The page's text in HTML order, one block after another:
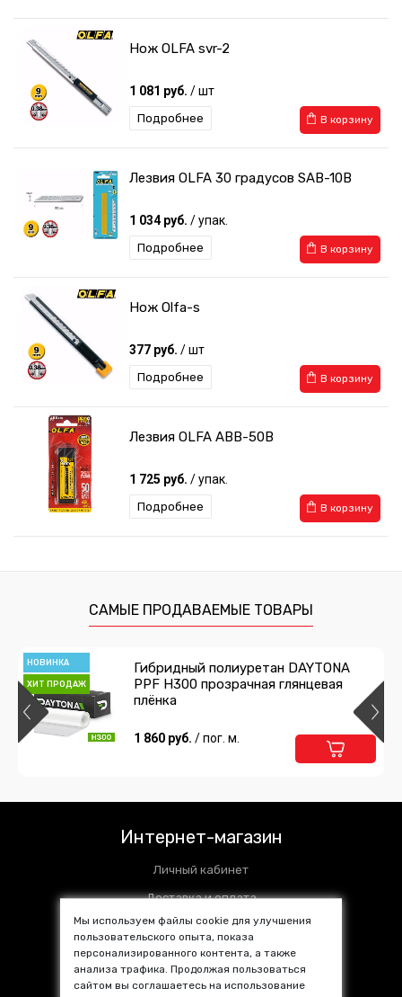
Нож OLFA svr-2
1 081 руб. / шт
В корзину
Подробнее
Лезвия OLFA 30 градусов SAB-10B
1 034 руб. / упак.
В корзину
Подробнее
Нож Olfa-s
377 руб. / шт
В корзину
Подробнее
Лезвия OLFA ABB-50B
1 725 руб. / упак.
В корзину
Подробнее
736 руб./ шт
Лезвия OLFA AB-10B
571 руб./ упак.
В корзину
1 463 руб./ упак.
В корзину
Подробнее
Лезвия OLFA AB-10
САМЫЕ ПРОДАВАЕМЫЕ ТОВАРЫ
НОВИНКА
ХИТ ПРОДАЖ
Гибридный полиуретан DAYTONA
PPF H300 прозрачная глянцевая
плёнка
1 860 руб. / пог. м.
Интернет-магазин
Личный кабинет
Доставка и оплата
Установочные центры
Контакты
SALE %
Мы используем файлы cookie для улучшения
пользовательского опыта, показа
персонализированного контента, а также
анализа трафика. Продолжая пользоваться
сайтом вы соглашаетесь на использование